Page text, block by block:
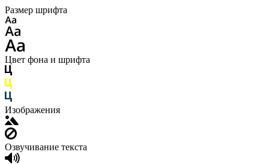
Размер шрифта
Цвет фона и шрифта
Изображения
Озвучивание текста